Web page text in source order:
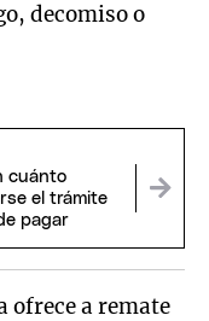
decomiso o
cuánto
el trámite
pagar
ofrece a remate